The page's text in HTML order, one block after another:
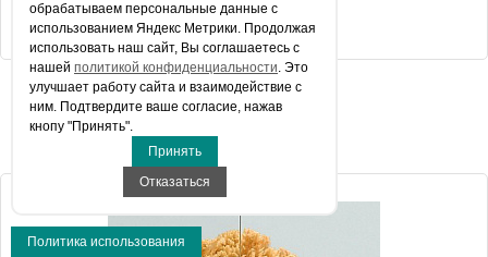
КУПИТЬ В 1 КЛИК
Артикул
Radaway
Похожие товары
Политика использования
обрабатываем персональные данные с
использованием Яндекс Метрики. Продолжая
использовать наш сайт, Вы соглашаетесь с
нашей политикой конфиденциальности. Это
улучшает работу сайта и взаимодействие с
ним. Подтвердите ваше согласие, нажав
кнопу "Принять".
Принять
Отказаться